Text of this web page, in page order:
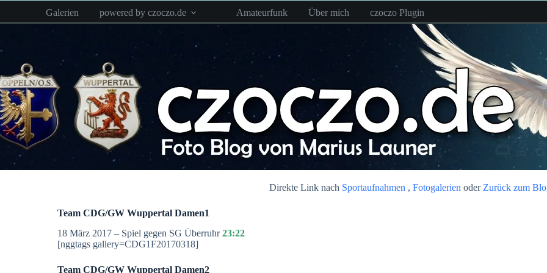
springen
Galerien powered by czoczo.de Amateurfunk Über mich czoczo Plugin
Direkte Link nach Sportaufnahmen , Fotogalerien oder Zurück zum
Team CDG/GW Wuppertal Damen1
18 März 2017 – Spiel gegen SG Überruhr23:22
[nggtags gallery=CDG1F20170318]
Team CDG/GW Wuppertal Damen2